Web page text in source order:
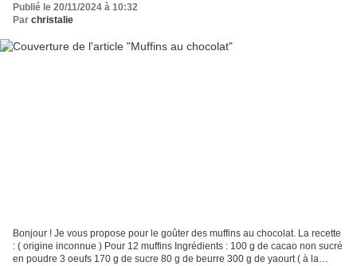
Publié le 20/11/2024 à 10:32
Par christalie
Bonjour ! Je vous propose pour le goûter des muffins au chocolat. La recette
: ( origine inconnue ) Pour 12 muffins Ingrédients : 100 g de cacao non sucré
en poudre 3 oeufs 170 g de sucre 80 g de beurre 300 g de yaourt ( à la